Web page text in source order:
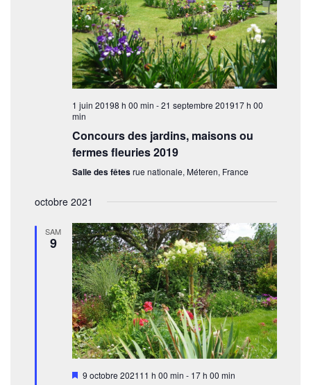
c
h
e
e
t
n
v
i
g
a
t
i
o
n
d
i
o
n
d
e
è
n
e
m
e
n
t
1 juin 20198 h 00 min -21 septembre 201917 h 00
min
Concours des jardins, maisons ou
fermes fleuries 2019
Salle des fêtesrue nationale, Méteren, France
octobre 2021
SAM
9
M
9 octobre 202111 h 00 min - 17 h 00 min